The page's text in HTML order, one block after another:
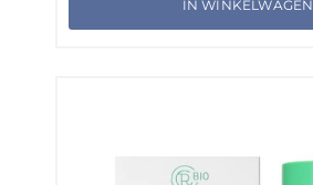
IN WINKELWAGEN